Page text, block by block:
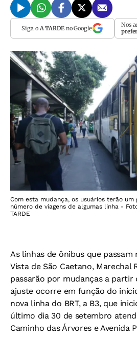
Siga o A TARDEno Google Nos
Com esta mudança, os usuários terão um
número de viagens de algumas linha -
TARDE
As linhas de ônibus que passam
Vista de São Caetano, Marechal
passarão por mudanças a partir
ajuste ocorre em função do
nova linha do BRT, a B3, que
último dia 30 de setembro
Caminho das Árvores e Avenida